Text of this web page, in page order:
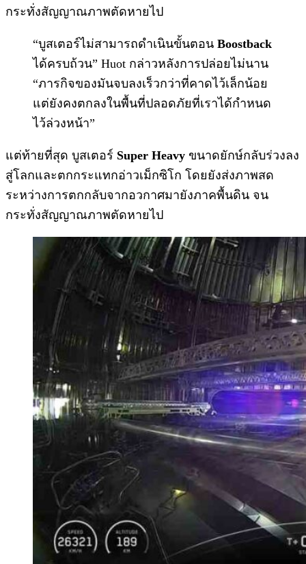
กระทั่งสัญญาณภาพตัดหายไป
“บูสเตอร์ไม่สามารถดำเนินขั้นตอน Boostback
ได้ครบถ้วน” Huot กล่าวหลังการปล่อยไม่นาน
“ภารกิจของมันจบลงเร็วกว่าที่คาดไว้เล็กน้อย
แต่ยังคงตกลงในพื้นที่ปลอดภัยที่เราได้กำหนด
ไว้ล่วงหน้า”
แต่ท้ายที่สุด บูสเตอร์ Super Heavy ขนาดยักษ์กลับร่วงลง
สู่โลกและตกกระแทกอ่าวเม็กซิโก โดยยังส่งภาพสด
ระหว่างการตกกลับจากอวกาศมายังภาคพื้นดิน จน
กระทั่งสัญญาณภาพตัดหายไป